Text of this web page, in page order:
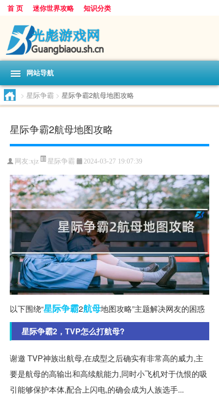
首 页 迷你世界攻略 知识分类
网站导航
> 星际争霸 > 星际争霸2航母地图攻略
星际争霸2航母地图攻略
网友:xjz 星际争霸 2024-03-27 19:07:39
以下围绕“星际争霸2航母地图攻略”主题解决网友的困惑
星际争霸2，TVP怎么打航母?
谢邀 TVP神族出航母,在成型之后确实有非常高的威力,主
要是航母的高输出和高续航能力,同时小飞机对于仇恨的吸
引能够保护本体,配合上闪电,的确会成为人族选手...